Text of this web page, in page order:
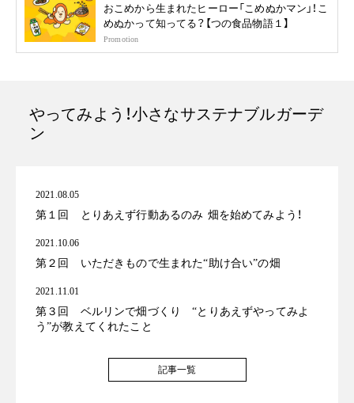
おこめから生まれたヒーロー「こめぬかマン」！こ
めぬかって知ってる？【つの食品物語１】
Promotion
やってみよう！小さなサステナブルガーデ
ン
2021.08.05
第１回 とりあえず行動あるのみ 畑を始めてみよう！
2021.10.06
第２回 いただきもので生まれた“助け合い”の畑
2021.11.01
第３回 ベルリンで畑づくり “とりあえずやってみよ
う”が教えてくれたこと
記事一覧